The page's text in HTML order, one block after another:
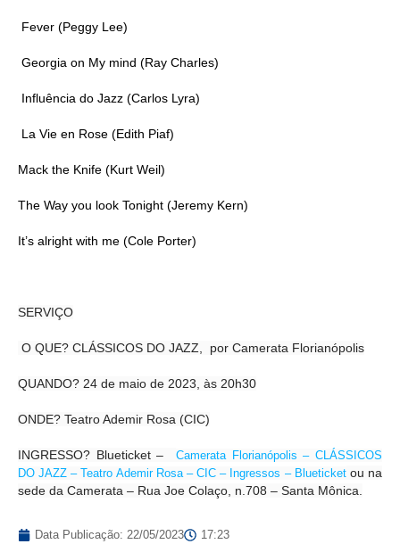
Fever (Peggy Lee)
Georgia on My mind (Ray Charles)
Influência do Jazz (Carlos Lyra)
La Vie en Rose (Edith Piaf)
Mack the Knife (Kurt Weil)
The Way you look Tonight (Jeremy Kern)
It’s alright with me (Cole Porter)
SERVIÇO
O QUE? CLÁSSICOS DO JAZZ, por Camerata Florianópolis
QUANDO? 24 de maio de 2023, às 20h30
ONDE? Teatro Ademir Rosa (CIC)
INGRESSO? Blueticket – Camerata Florianópolis – CLÁSSICOS
DO JAZZ – Teatro Ademir Rosa – CIC – Ingressos – Blueticketou na
sede da Camerata – Rua Joe Colaço, n.708 – Santa Mônica.
Data Publicação: 22/05/2023 17:23